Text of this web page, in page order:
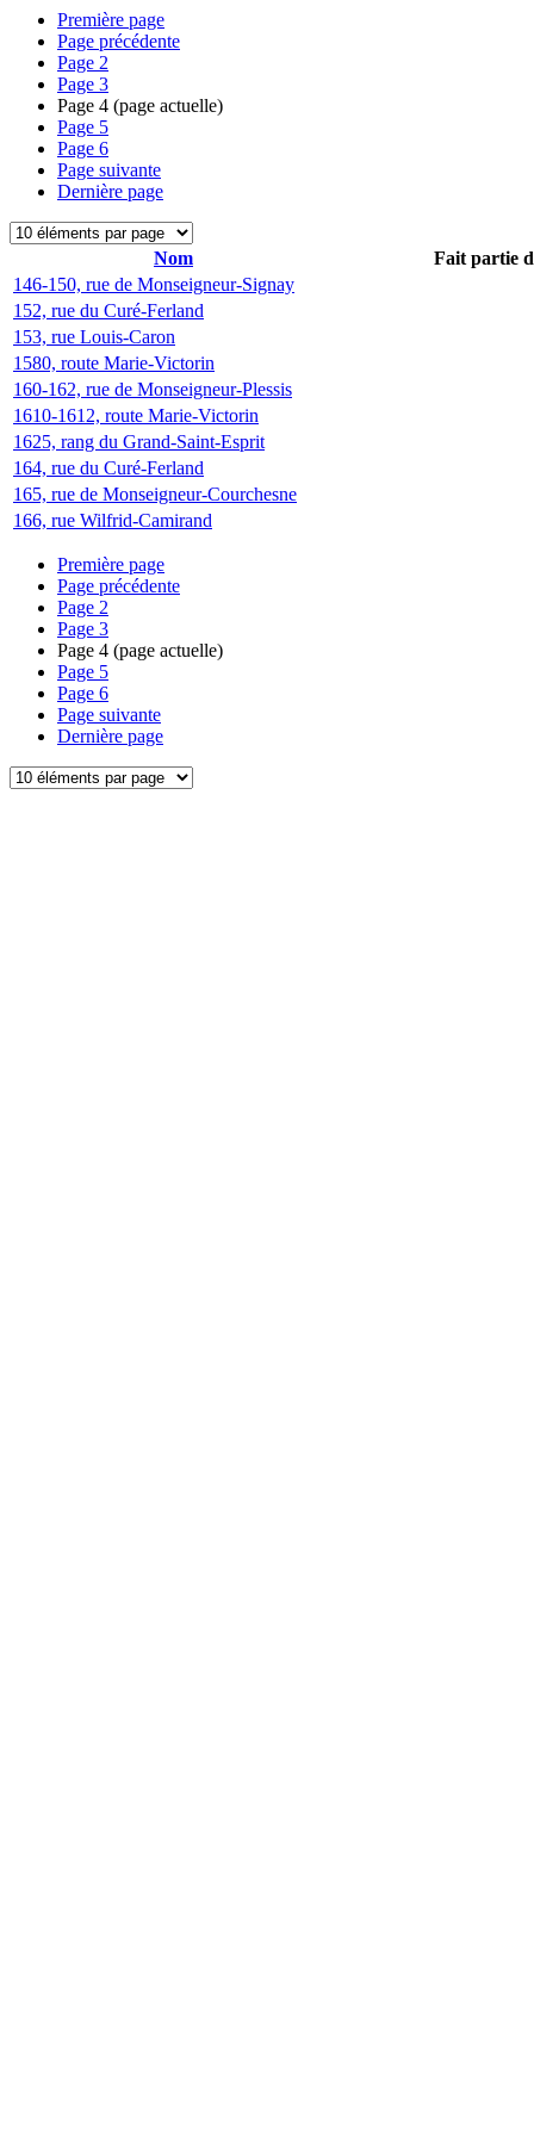
Première page
Page précédente
Page 2
Page 3
Page 4 (page actuelle)
Page 5
Page 6
Page suivante
Dernière page
Nom
Fait partie
146-150, rue de Monseigneur-Signay
152, rue du Curé-Ferland
153, rue Louis-Caron
1580, route Marie-Victorin
160-162, rue de Monseigneur-Plessis
1610-1612, route Marie-Victorin
1625, rang du Grand-Saint-Esprit
164, rue du Curé-Ferland
165, rue de Monseigneur-Courchesne
166, rue Wilfrid-Camirand
Première page
Page précédente
Page 2
Page 3
Page 4 (page actuelle)
Page 5
Page 6
Page suivante
Dernière page